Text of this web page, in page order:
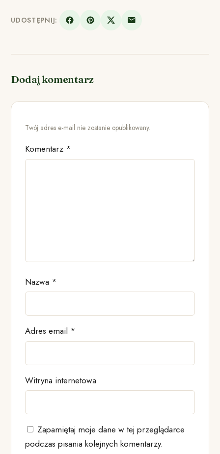
UDOSTĘPNIJ:
Dodaj komentarz
Twój adres e-mail nie zostanie opublikowany.
Komentarz *
Nazwa *
Adres email *
Witryna internetowa
Zapamiętaj moje dane w tej przeglądarce
podczas pisania kolejnych komentarzy.